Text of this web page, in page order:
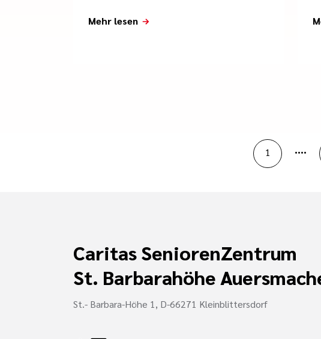
Mehr lesen
1 ....
Caritas SeniorenZentrum
St. Barbarahöhe
St.- Barbara-Höhe 1, D-66271 Kleinblittersdorf